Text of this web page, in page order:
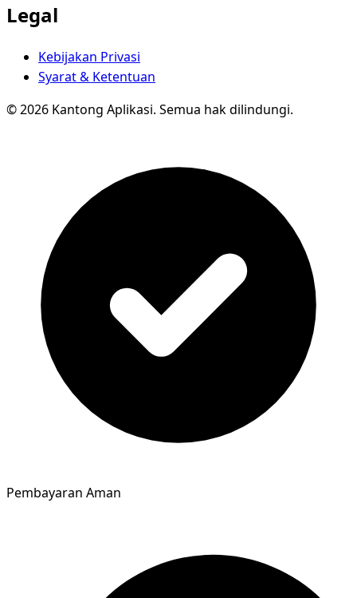
Legal
Kebijakan Privasi
Syarat & Ketentuan
© 2026 Kantong Aplikasi. Semua hak dilindungi.
Pembayaran Aman